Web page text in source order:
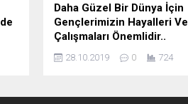
Daha Güzel Bir Dünya İçin
Gençlerimizin Hayalleri Ve
Çalışmaları Önemlidir..
28.10.2019 0 724